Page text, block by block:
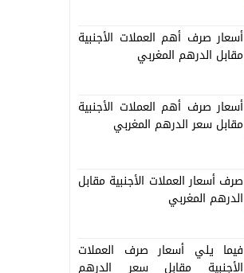
أسعار صرف أهم العملات الأجنبية
مقابل الدرهم المغربي
أسعار صرف أهم العملات الأجنبية
مقابل سعر الدرهم المغربي
صرف أسعار العملات الأجنبية مقابل
الدرهم المغربي
فيما يلي أسعار صرف العملات
الأجنبية مقابل سعر الدرهم